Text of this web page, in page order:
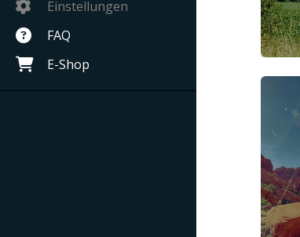
Einstellungen
FAQ
E-Shop